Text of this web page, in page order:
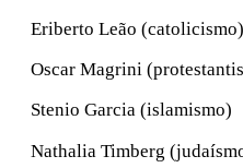
Eriberto Leão (catolicismo)
Oscar Magrini
Stenio Garcia (islamismo)
Nathalia Timberg